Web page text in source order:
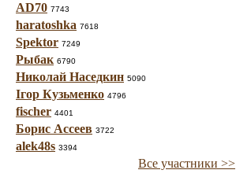
AD70 7743
haratoshka 7618
Spektor 7249
Рыбак 6790
Николай Наседкин 5090
Ігор Кузьменко 4796
fischer 4401
Борис Ассеев 3722
alek48s 3394
Все участники >>